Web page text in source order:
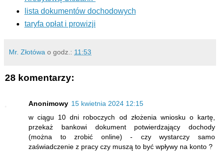
lista dokumentów dochodowych
taryfa opłat i prowizji
Mr. Złotówa o godz.: 11:53
28 komentarzy:
Anonimowy 15 kwietnia 2024 12:15
w ciągu 10 dni roboczych od złożenia wniosku o kartę,
przekaż bankowi dokument potwierdzający dochody
(można to zrobić online) - czy wystarczy samo
zaświadczenie z pracy czy muszą to być wpływy na konto ?